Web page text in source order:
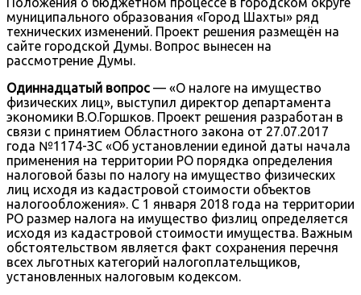
муниципального образования «Город Шахты» ряд
технических изменений. Проект решения размещён на
сайте городской Думы. Вопрос вынесен на
рассмотрение Думы.
Одиннадцатый вопрос — «О налоге на имущество
физических лиц», выступил директор департамента
экономики В.О.Горшков. Проект решения разработан в
связи с принятием Областного закона от 27.07.2017
года №1174-ЗС «Об установлении единой даты начала
применения на территории РО порядка определения
налоговой базы по налогу на имущество физических
лиц исходя из кадастровой стоимости объектов
налогообложения». С 1 января 2018 года на территории
РО размер налога на имущество физлиц определяется
исходя из кадастровой стоимости имущества. Важным
обстоятельством является факт сохранения перечня
всех льготных категорий налогоплательщиков,
установленных налоговым кодексом.